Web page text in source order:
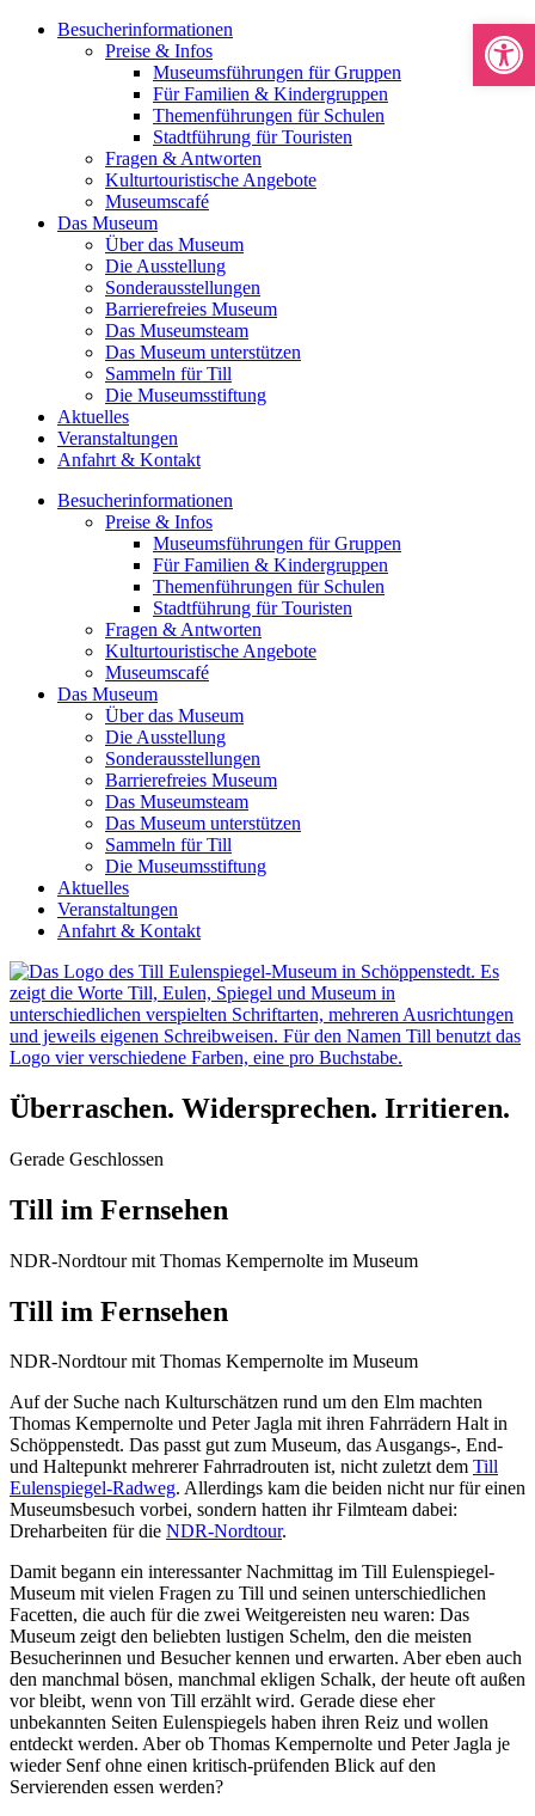
Besucherinformationen
Preise & Infos
Museumsführungen für Gruppen
Für Familien & Kindergruppen
Themenführungen für Schulen
Stadtführung für Touristen
Fragen & Antworten
Kulturtouristische Angebote
Museumscafé
Das Museum
Über das Museum
Die Ausstellung
Sonderausstellungen
Barrierefreies Museum
Das Museumsteam
Das Museum unterstützen
Sammeln für Till
Die Museumsstiftung
Aktuelles
Veranstaltungen
Anfahrt & Kontakt
Besucherinformationen
Preise & Infos
Museumsführungen für Gruppen
Für Familien & Kindergruppen
Themenführungen für Schulen
Stadtführung für Touristen
Fragen & Antworten
Kulturtouristische Angebote
Museumscafé
Das Museum
Über das Museum
Die Ausstellung
Sonderausstellungen
Barrierefreies Museum
Das Museumsteam
Das Museum unterstützen
Sammeln für Till
Die Museumsstiftung
Aktuelles
Veranstaltungen
Anfahrt & Kontakt
Überraschen. Widersprechen. Irritieren.
Gerade Geschlossen
Till im Fernsehen
NDR-Nordtour mit Thomas Kempernolte im Museum
Till im Fernsehen
NDR-Nordtour mit Thomas Kempernolte im Museum
Auf der Suche nach Kulturschätzen rund um den Elm machten
Thomas Kempernolte und Peter Jagla mit ihren Fahrrädern Halt in
Schöppenstedt. Das passt gut zum Museum, das Ausgangs-, End-
und Haltepunkt mehrerer Fahrradrouten ist, nicht zuletzt dem Till
Eulenspiegel-Radweg. Allerdings kam die beiden nicht nur für einen
Museumsbesuch vorbei, sondern hatten ihr Filmteam dabei:
Dreharbeiten für die NDR-Nordtour.
Damit begann ein interessanter Nachmittag im Till Eulenspiegel-
Museum mit vielen Fragen zu Till und seinen unterschiedlichen
Facetten, die auch für die zwei Weitgereisten neu waren: Das
Museum zeigt den beliebten lustigen Schelm, den die meisten
Besucherinnen und Besucher kennen und erwarten. Aber eben auch
den manchmal bösen, manchmal ekligen Schalk, der heute oft außen
vor bleibt, wenn von Till erzählt wird. Gerade diese eher
unbekannten Seiten Eulenspiegels haben ihren Reiz und wollen
entdeckt werden. Aber ob Thomas Kempernolte und Peter Jagla je
wieder Senf ohne einen kritisch-prüfenden Blick auf den
Servierenden essen werden?